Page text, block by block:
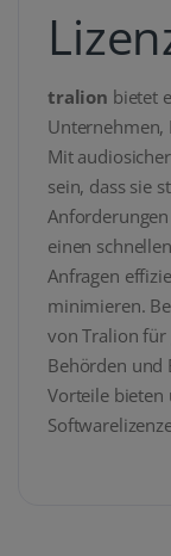
tralion bietet
Unternehmen,
Mit
sein, dass sie
einen
Anfragen
minimieren.
von Tralion für
Behörden und
Vorteile bieten